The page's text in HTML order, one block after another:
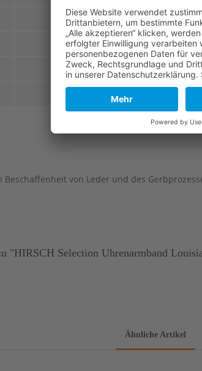
18 mm 120
18 mm 120
18 mm 120
von Leder und des
"HIRSCH Selection Uhrenarmband
Ähnliche Artikel